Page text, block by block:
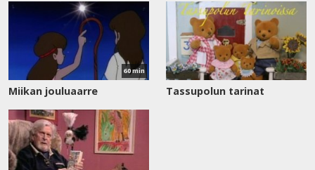
Katso
60 min
Miikan jouluaarre Tassupolun tarinat